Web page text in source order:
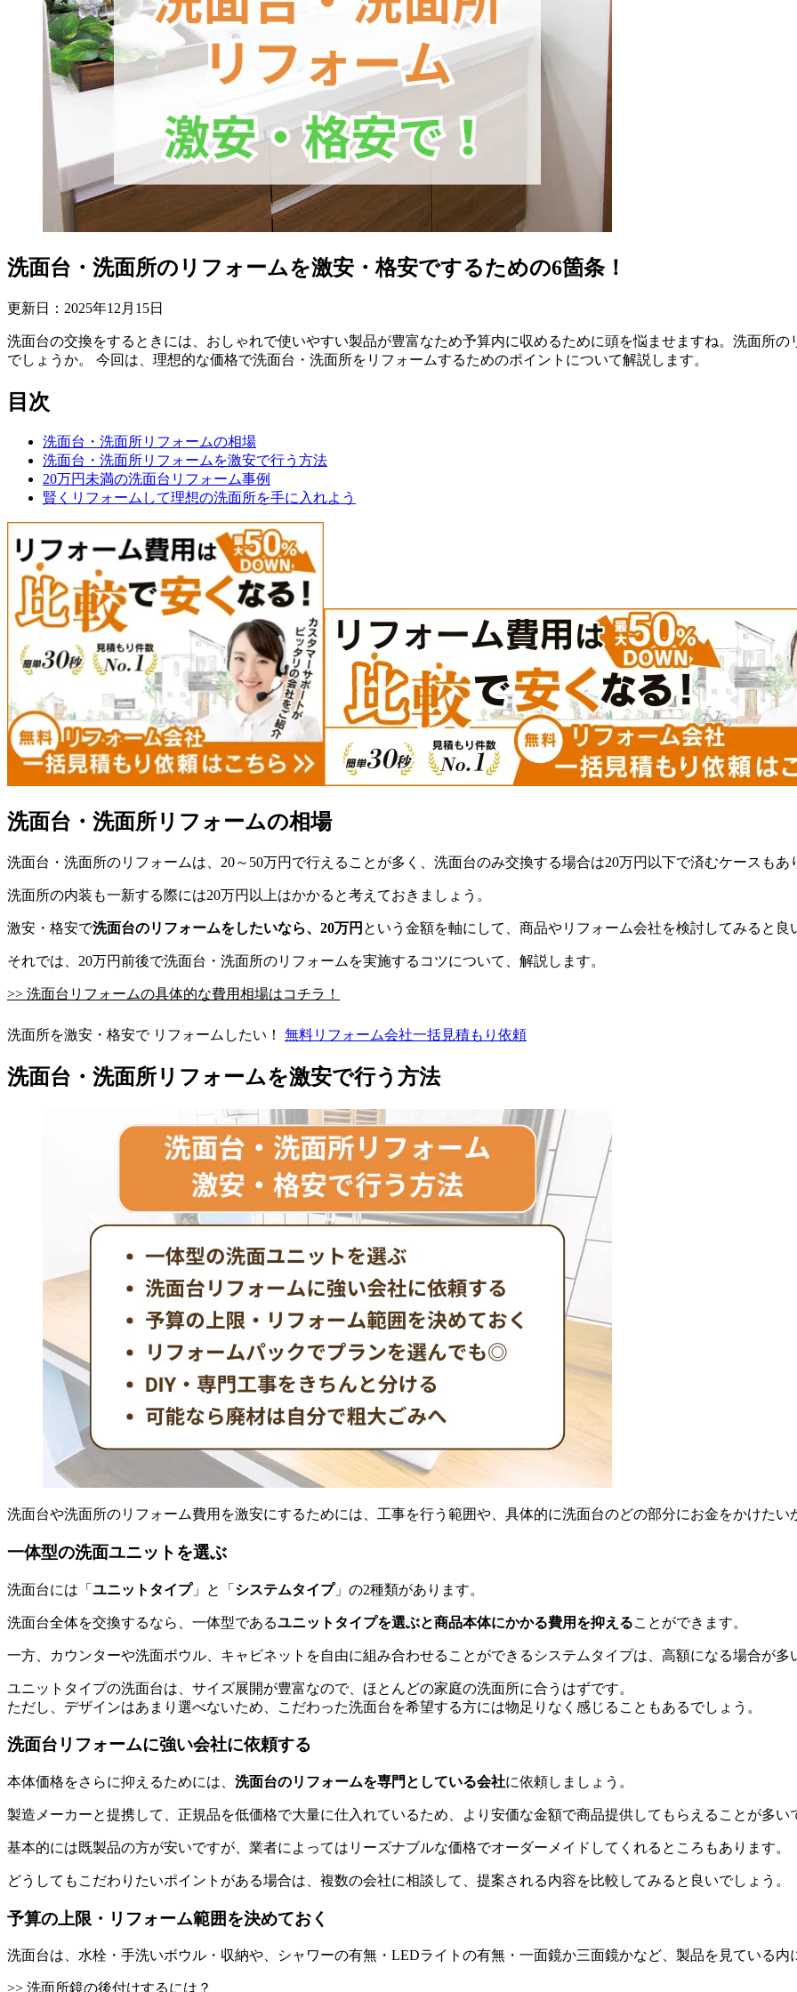
洗面台・洗面所のリフォームを激安・格安でするための6箇条！
更新日： 2025年12 月 15日
洗面台の交換をするときには、おしゃれで使いやすい製品が豊富なため予算内に収めるために頭を悩ませますね。洗面所
でしょうか。 今回は、理想的な価格で洗面台・洗面所をリフォームするためのポイントについて解説します。
目次
洗面台・洗面所リフォームの相場
洗面台・洗面所リフォームを激安で行う方法
20万円未満の洗面台リフォーム事例
賢くリフォームして理想の洗面所を手に入れよう
洗面台・洗面所リフォームの相場
洗面台・洗面所のリフォームは、20～50万円で行えることが多く、洗面台のみ交換する場合は20万円以下で済むケースもあ
洗面所の内装も一新する際には20万円以上はかかると考えておきましょう。
激安・格安で洗面台のリフォームをしたいなら、20万円 という金額を軸にして、商品やリフォーム会社を検討してみると良
それでは、20万円前後で洗面台・洗面所のリフォームを実施するコツについて、解説します。
>> 洗面台リフォームの具体的な費用相場はコチラ！
洗面所を激安・格安で リフォームしたい！ 無料リフォーム会社一括見積もり依頼
洗面台・洗面所リフォームを激安で行う方法
洗面台や洗面所のリフォーム費用を激安にするためには、工事を行う範囲や、具体的に洗面台のどの部分にお金をかけたい
一体型の洗面ユニットを選ぶ
洗面台には「 ユニットタイプ」と「 システムタイプ」の2種類があります。
洗面台全体を交換するなら、一体型であるユニットタイプを選ぶと商品本体にかかる費用を抑えることができます。
一方、カウンターや洗面ボウル、キャビネットを自由に組み合わせることができるシステムタイプは、高額になる場合が多
ユニットタイプの洗面台は、サイズ展開が豊富なので、ほとんどの家庭の洗面所に合うはずです。
ただし、デザインはあまり選べないため、こだわった洗面台を希望する方には物足りなく感じることもあるでしょう。
洗面台リフォームに強い会社に依頼する
本体価格をさらに抑えるためには、 洗面台のリフォームを専門としている会社に依頼しましょう。
製造メーカーと提携して、正規品を低価格で大量に仕入れているため、より安価な金額で商品提供してもらえることが多い
基本的には既製品の方が安いですが、業者によってはリーズナブルな価格でオーダーメイドしてくれるところもあります。
どうしてもこだわりたいポイントがある場合は、複数の会社に相談して、提案される内容を比較してみると良いでしょう。
予算の上限・リフォーム範囲を決めておく
洗面台は、水栓・手洗いボウル・収納や、シャワーの有無・LEDライトの有無・一面鏡か三面鏡かなど、製品を見ている内
>> 洗面所鏡の後付けするには？